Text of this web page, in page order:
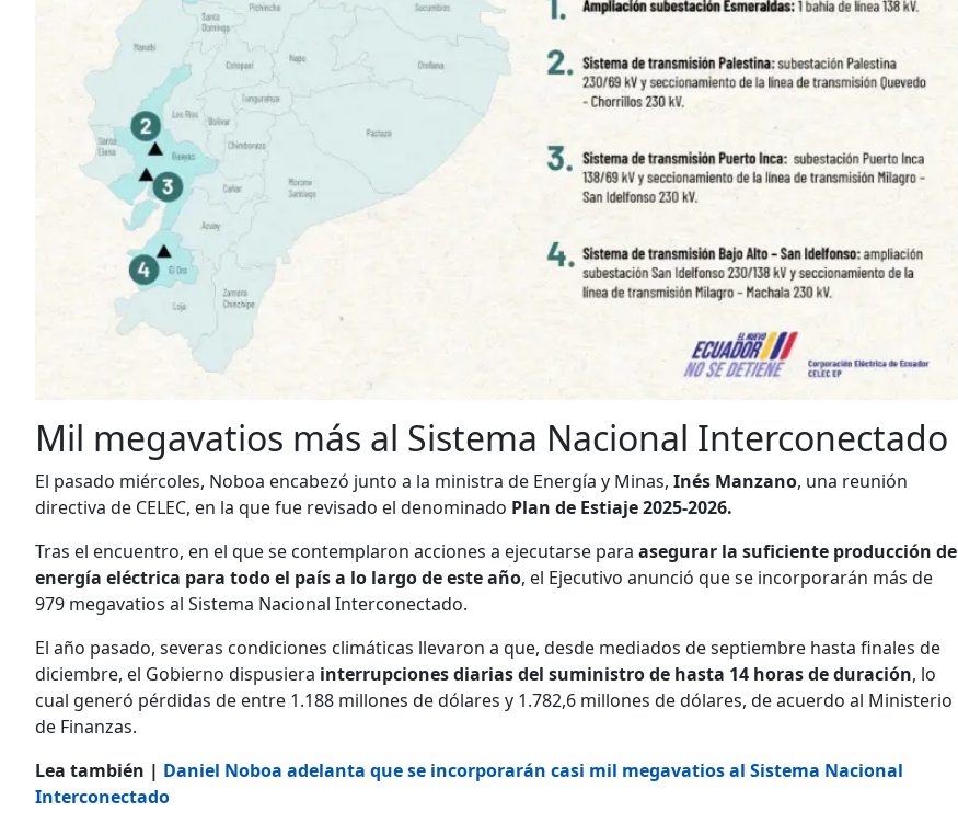
Mil megavatios más al Sistema Nacional Interconectado
El pasado miércoles, Noboa encabezó junto a la ministra de Energía y Minas, Inés Manzano, una reunión
directiva de CELEC, en la que fue revisado el denominado Plan de Estiaje 2025-2026.
Tras el encuentro, en el que se contemplaron acciones a ejecutarse para asegurar la suficiente producción de
energía eléctrica para todo el país a lo largo de este año, el Ejecutivo anunció que se incorporarán más de
979 megavatios al Sistema Nacional Interconectado.
El año pasado, severas condiciones climáticas llevaron a que, desde mediados de septiembre hasta finales de
diciembre, el Gobierno dispusiera interrupciones diarias del suministro de hasta 14 horas de duración, lo
cual generó pérdidas de entre 1.188 millones de dólares y 1.782,6 millones de dólares, de acuerdo al Ministerio
de Finanzas.
Lea también | Daniel Noboa adelanta que se incorporarán casi mil megavatios al Sistema Nacional
Interconectado